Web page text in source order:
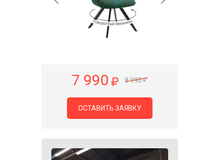
7 990 8 990
ОСТАВИТЬ ЗАЯВКУ